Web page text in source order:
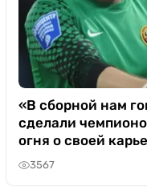
«В сборной нам
сделали
огня о своей
3567